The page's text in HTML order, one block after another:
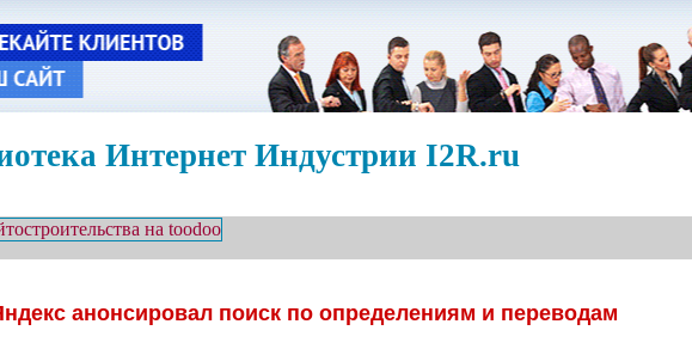
Интернет Индустрии I2R.ru
анонсировал поиск по определениям и переводам